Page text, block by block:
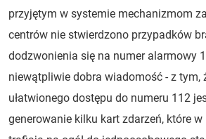
przyjętym w systemie mechanizmom
centrów nie stwierdzono przypadków
dodzwonienia się na numer alarmowy
niewątpliwie dobra wiadomość - z tym,
ułatwionego dostępu do numeru 112
generowanie kilku kart zdarzeń, które